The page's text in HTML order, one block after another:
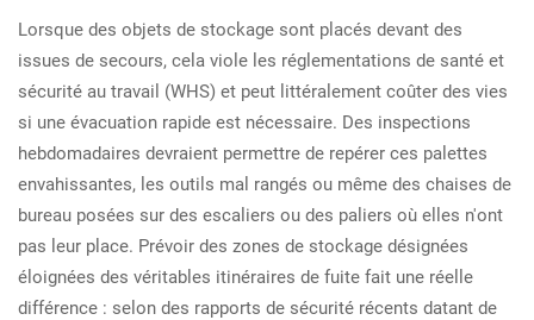
Lorsque des objets de stockage sont placés devant des
issues de secours, cela viole les réglementations de santé et
sécurité au travail (WHS) et peut littéralement coûter des vies
si une évacuation rapide est nécessaire. Des inspections
hebdomadaires devraient permettre de repérer ces palettes
envahissantes, les outils mal rangés ou même des chaises de
bureau posées sur des escaliers ou des paliers où elles n'ont
pas leur place. Prévoir des zones de stockage désignées
éloignées des véritables itinéraires de fuite fait une réelle
différence : selon des rapports de sécurité récents datant de